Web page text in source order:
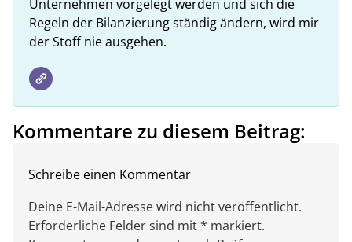
Unternehmen vorgelegt werden und sich die
Regeln der Bilanzierung ständig ändern, wird mir
der Stoff nie ausgehen.
Kommentare zu diesem Beitrag:
Schreibe einen Kommentar
Deine E-Mail-Adresse wird nicht veröffentlicht.
Erforderliche Felder sind mit * markiert.